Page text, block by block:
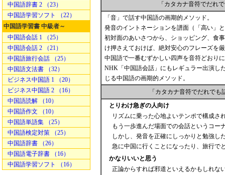
中国語辞書 2 （23）
中国語学習ソフト （22）
中国語学習書 中級者～
中国語会話 1 （25）
中国語会話 2 （21）
中国語旅行会話 （25）
中国語文法書 （32）
ビジネス中国語 1 （20）
ビジネス中国語 2 （16）
中国語読解 （10）
中国語作文 （10）
中国語単語集 （25）
中国語検定対策 （25）
中国語辞書 （26）
中国語電子辞書 （16）
中国語学習ソフト （16）
「カタカナ音符でだれ
「音」で話す中国語の画期的メソッド。
発音のイントネーションを譜面（「高い」
初対面のあいさつから、ショッピング、食
け押さえておけば、絶対安心のフレーズを
中国語で一番むずかしい四声を音符どおり
NHK「中国語会話」にもレギュラー出演し
じる中国語の画期的メソッド。
「カタカナ音符でだれで
とりわけ急ぎの人向け
リズムに乗った心地よいテンポで構成さ
もう一歩進んだ場面での会話というコー
しかし、発音を正確にしっかりと勉強し
急に中国に行くことになったり、旅行で
かなりいいと思う
正論からすれば邪道といえるかもしれな